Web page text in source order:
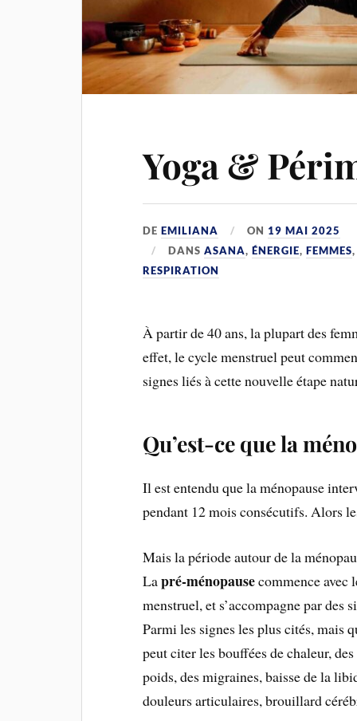
Yoga &
DEEMILIANA ON 19 MAI 2025
DANSASANA,ÉNERGIE,FEMMES
RESPIRATION
À partir de 40 ans, la plupart des
effet, le cycle menstruel peut
signes liés à cette nouvelle étape
Qu’est-ce que la
Il est entendu que la ménopause
pendant 12 mois consécutifs. Alors
Mais la période autour de la
Lapré-ménopausecommence avec
menstruel, et s’accompagne par des
Parmi les signes les plus cités, mais
peut citer les bouffées de chaleur,
poids, des migraines, baisse de la
douleurs articulaires, brouillard